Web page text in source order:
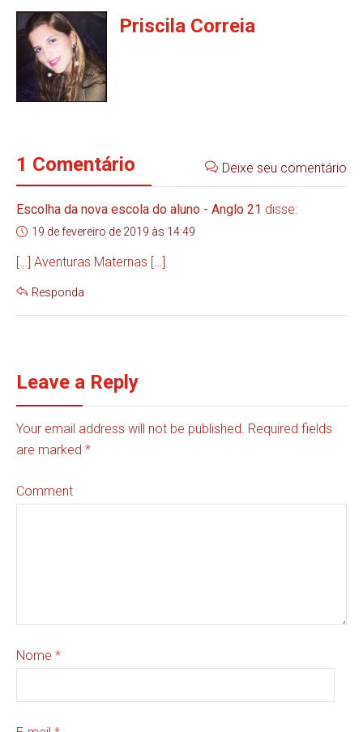
Priscila Correia
1 Comentário Deixe seu comentário
Escolha da nova escola do aluno - Anglo 21 disse:
19 de fevereiro de 2019 às 14:49
[…] Aventuras Maternas […]
Responda
Leave a Reply
Your email address will not be published. Required fields
are marked *
Comment
Nome *